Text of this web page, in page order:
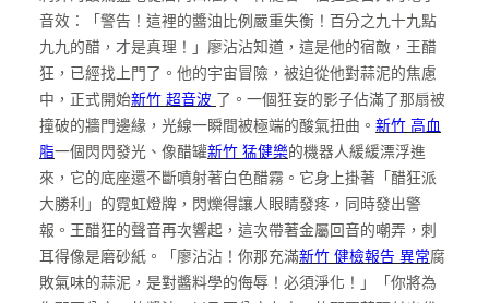
音效：「警告！這裡的醬油比例嚴重失衡！百分之九十九點
九九的醋，才是真理！」廖沾沾知道，這是他的宿敵，王醋
狂，已經找上門了。他的宇宙冒險，被迫從他對蒜泥的焦慮
中，正式開始新竹 超音波 了。一個狂妄的影子佔滿了那扇被
撞破的牆門邊緣，光線一瞬間被極端的酸氣扭曲。 新竹 高血
脂一個閃閃發光、像醋罐新竹 猛健樂的機器人緩緩漂浮進
來，它的底座還不斷噴射著白色醋霧。它身上掛著「醋狂派
大勝利」的霓虹燈牌，閃爍得讓人眼睛發疼，同時發出警
報。王醋狂的聲音再次響起，這次帶著金屬回音的嘲弄，刺
耳得像是磨砂紙。「廖沾沾！你那充滿新竹 健檢報告 異常腐
敗氣味的蒜泥，是對醬料學的侮辱！必須淨化！」「你將為